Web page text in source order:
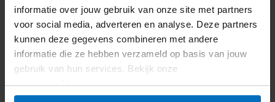
informatie over jouw gebruik van onze site met partners
voor social media, adverteren en analyse. Deze partners
kunnen deze gegevens combineren met andere
informatie die ze hebben verzameld op basis van jouw
gebruik van hun services. Bekijk onze
privacyverklaring.
Bekijk receptKapsalon
met
friet
van
knolselderij